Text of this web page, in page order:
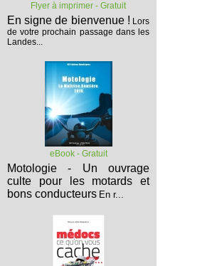
Flyer à imprimer - Gratuit
En signe de bienvenue ! Lors
de votre prochain passage dans les
Landes...
eBook - Gratuit
Motologie - Un ouvrage
culte pour les motards et
bons conducteurs En r...